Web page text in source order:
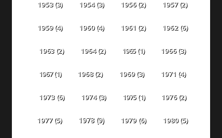
1953(3) 1954(3) 1956(2) 1957(2)
1959(4) 1960(4) 1961 (2) 1962(6)
1963 (2) 1964(2) 1965(1) 1966(3)
1967(1) 1968(2) 1969(3) 1971 (4)
1973(6) 1974(3) 1975(1) 1976(2)
1977(5) 1978(9) 1979(6) 1980(5)